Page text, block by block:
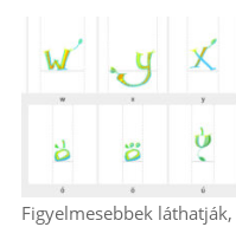
Figyelmesebbek